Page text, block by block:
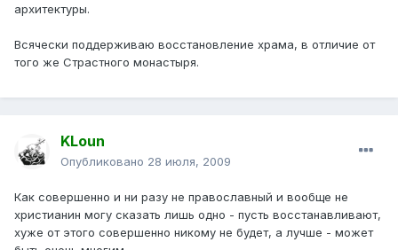
архитектуры.
Всячески поддерживаю восстановление храма, в отличие от
того же Страстного монастыря.
KLoun
Опубликовано 28 июля, 2009
Как совершенно и ни разу не православный и вообще не
христианин могу сказать лишь одно - пусть восстанавливают,
хуже от этого совершенно никому не будет, а лучше - может